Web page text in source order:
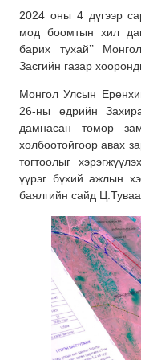
2024 оны 4 дүгээр
мод боомтын хил
барих тухай’’
Засгийн газар
Монгол Улсын
26-ны өдрийн
дамнасан төмөр
холбоотойгоор авах
тогтоолыг
үүрэг бүхий ажлын
баялгийн сайд